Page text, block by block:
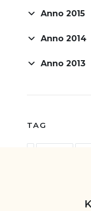
Anno 2015
Anno 2014
Anno 2013
TAG